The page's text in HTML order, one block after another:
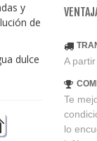
y
de
dulce
A
Te
lo